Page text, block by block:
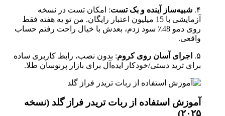
۴. شبیه‌ساز آینده و بک‌ تست: امکان تست در نسخه
آزمایشی با 15 میلیون اعتبار رایگان. من تو یه هفته فقط
روی دمو 48٪ سود زدم، بعدش با خیال راحت رفتم حساب
واقعی.
۵. اجرای آسان روی کروم: بدون نصب، رابط کاربری ساده
برای ترید دستی/خودکار ایده‌آل برای بازار پرنوسان طلا.
آموزش استفاده از ربات تریدر فراز گلد (نسخه
۲۰۲۵)